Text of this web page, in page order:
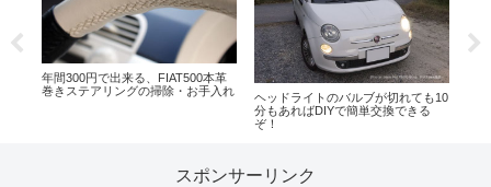
年間300円で出来る、FIAT500本革
巻きステアリングの掃除・お手入れ
ヘッドライトのバルブが切れても10
分もあればDIYで簡単交換できる
ぞ！
スポンサーリンク